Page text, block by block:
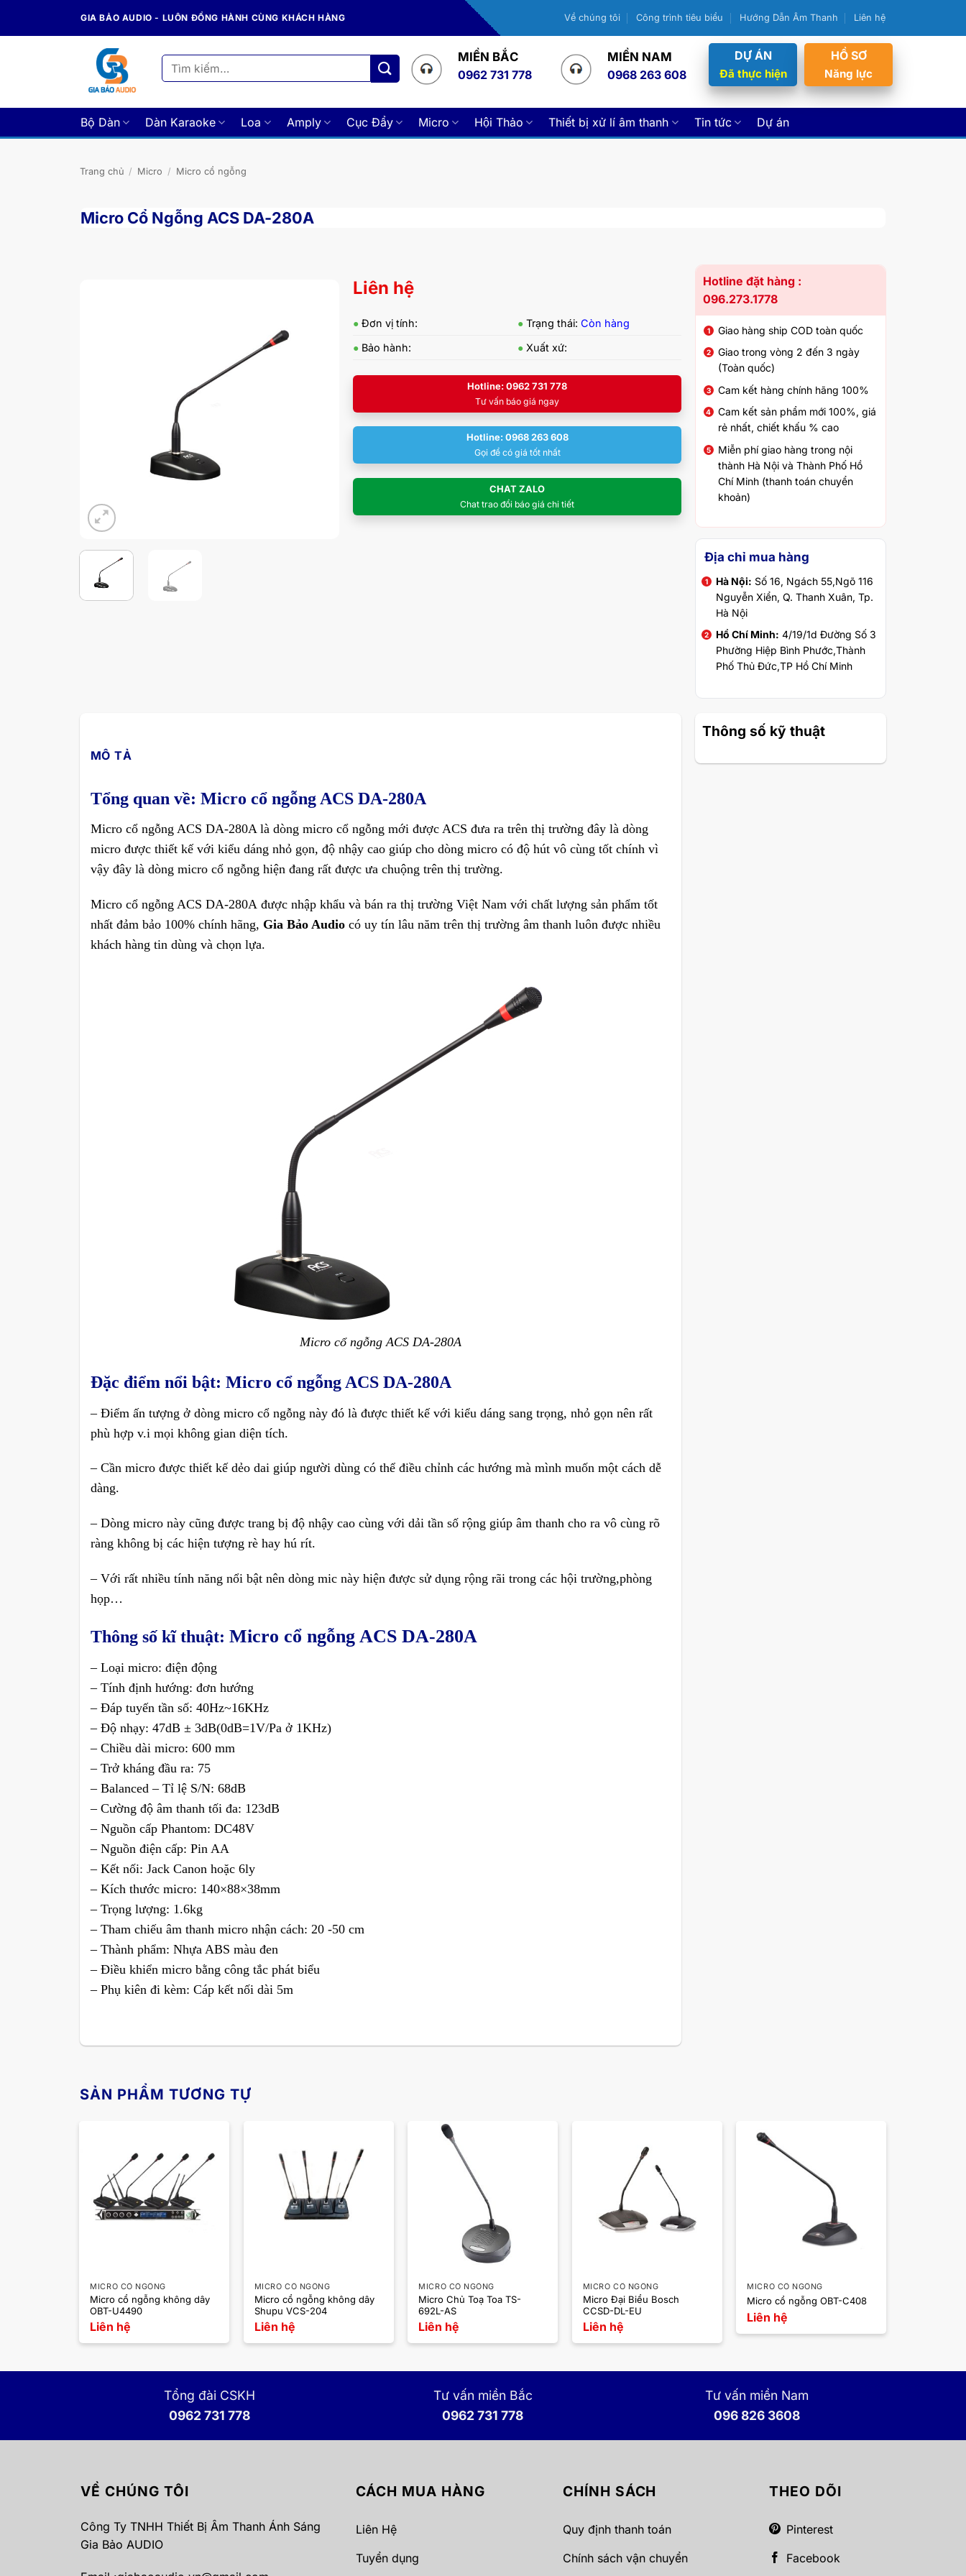
GIA BẢO AUDIO - LUÔN ĐỒNG HÀNH CÙNG KHÁCH HÀNG Về chúng tôi Công trình tiêu biểu Hướng Dẫn Âm Thanh Liên hệ
Tìm
kiếm:
MIỀN BẮC
0962 731 778
MIỀN NAM
0968 263 608
DỰ ÁN
Đã thực hiện
HỒ SƠ
Năng lực
Bộ Dàn Dàn Karaoke Loa Amply Cục Đẩy Micro Hội Thảo Thiết bị xử lí âm thanh Tin tức Dự án
Trang chủ / Micro / Micro cổ ngỗng
Micro Cổ Ngỗng ACS DA-280A
Liên hệ
●Đơn vị tính: ● Trạng thái: Còn hàng
● Bảo hành: ● Xuất xứ:
Hotline: 0962 731 778
Tư vấn báo giá ngay
Hotline: 0968 263 608
Gọi để có giá tốt nhất
CHAT ZALO
Chat trao đổi báo giá chi tiết
Hotline đặt hàng :
096.273.1778
Giao hàng ship COD toàn quốc
Giao trong vòng 2 đến 3 ngày
(Toàn quốc)
Cam kết hàng chính hãng 100%
Cam kết sản phẩm mới 100%, giá
rẻ nhất, chiết khấu % cao
Miễn phí giao hàng trong nội
thành Hà Nội và Thành Phố Hồ
Chí Minh (thanh toán chuyển
khoản)
Địa chỉ mua hàng
Hà Nội: Số 16, Ngách 55,Ngõ 116
Nguyễn Xiển, Q. Thanh Xuân, Tp.
Hà Nội
Hồ Chí Minh: 4/19/1d Đường Số 3
Phường Hiệp Bình Phước,Thành
Phố Thủ Đức,TP Hồ Chí Minh
MÔ TẢ
Tổng quan về: Micro cổ ngỗng ACS DA-280A
Micro cổ ngỗng ACS DA-280A là dòng micro cổ ngỗng mới được ACS đưa ra trên thị trường đây là dòng
micro được thiết kế với kiểu dáng nhỏ gọn, độ nhậy cao giúp cho dòng micro có độ hút vô cùng tốt chính vì
vậy đây là dòng micro cổ ngỗng hiện đang rất được ưa chuộng trên thị trường.
Micro cổ ngỗng ACS DA-280Ađược nhập khẩu và bán ra thị trường Việt Nam với chất lượng sản phẩm tốt
nhất đảm bảo 100% chính hãng, Gia Bảo Audiocó uy tín lâu năm trên thị trường âm thanh luôn được nhiều
khách hàng tin dùng và chọn lựa.
Micro cổ ngỗng ACS DA-280A
Đặc điểm nổi bật: Micro cổ ngỗng ACS DA-280A
– Điểm ấn tượng ở dòng micro cổ ngỗng này đó là được thiết kế với kiểu dáng sang trọng, nhỏ gọn nên rất
phù hợp v.i mọi không gian diện tích.
– Cần micro được thiết kế dẻo dai giúp người dùng có thể điều chỉnh các hướng mà mình muốn một cách dễ
dàng.
– Dòng micro này cũng được trang bị độ nhậy cao cùng với dải tần số rộng giúp âm thanh cho ra vô cùng rõ
ràng không bị các hiện tượng rè hay hú rít.
– Với rất nhiều tính năng nổi bật nên dòng mic này hiện được sử dụng rộng rãi trong các hội trường,phòng
họp…
Thông số kĩ thuật: Micro cổ ngỗng ACS DA-280A
– Loại micro: điện động
– Tính định hướng: đơn hướng
– Đáp tuyến tần số: 40Hz~16KHz
– Độ nhạy: 47dB ± 3dB(0dB=1V/Pa ở 1KHz)
– Chiều dài micro: 600 mm
– Trở kháng đầu ra: 75
– Balanced – Tỉ lệ S/N: 68dB
– Cường độ âm thanh tối đa: 123dB
– Nguồn cấp Phantom: DC48V
– Nguồn điện cấp: Pin AA
– Kết nối: Jack Canon hoặc 6ly
– Kích thước micro: 140×88×38mm
– Trọng lượng: 1.6kg
– Tham chiếu âm thanh micro nhận cách: 20 -50 cm
– Thành phẩm: Nhựa ABS màu đen
– Điều khiển micro bằng công tắc phát biểu
– Phụ kiên đi kèm: Cáp kết nối dài 5m
Thông số kỹ thuật
SẢN PHẨM TƯƠNG TỰ
MICRO CỔ NGỖNG
Micro cổ ngỗng không dây
OBT-U4490
Liên hệ
MICRO CỔ NGỖNG
Micro cổ ngỗng không dây
Shupu VCS-204
Liên hệ
MICRO CỔ NGỖNG
Micro Chủ Toạ Toa TS-
692L-AS
Liên hệ
MICRO CỔ NGỖNG
Micro Đại Biểu Bosch
CCSD-DL-EU
Liên hệ
MICRO CỔ NGỖNG
Micro cổ ngỗng OBT-C408
Liên hệ
Tổng đài CSKH
0962 731 778
Tư vấn miền Bắc
0962 731 778
Tư vấn miền Nam
096 826 3608
VỀ CHÚNG TÔI
Công Ty TNHH Thiết Bị Âm Thanh Ánh Sáng
Gia Bảo AUDIO
CÁCH MUA HÀNG
Liên Hệ
Tuyển dụng
CHÍNH SÁCH
Quy định thanh toán
Chính sách vận chuyển
THEO DÕI
Pinterest
Facebook